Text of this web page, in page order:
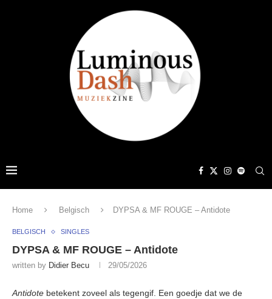
Home Belgisch DYPSA & MF ROUGE – Antidote
BELGISCH SINGLES
DYPSA & MF ROUGE – Antidote
written by Didier Becu 29/05/2026
Antidote betekent zoveel als tegengif. Een goedje dat we de